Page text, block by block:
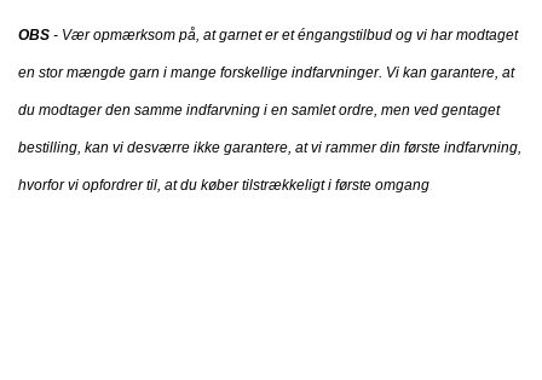
OBS - Vær opmærksom på, at garnet er et éngangstilbud og vi har modtaget
en stor mængde garn i mange forskellige indfarvninger. Vi kan garantere, at
du modtager den samme indfarvning i en samlet ordre, men ved gentaget
bestilling, kan vi desværre ikke garantere, at vi rammer din første indfarvning,
hvorfor vi opfordrer til, at du køber tilstrækkeligt i første omgang.